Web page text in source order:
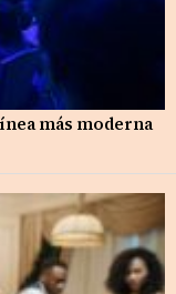
más moderna